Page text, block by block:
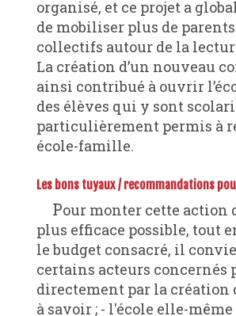
organisé, et ce projet a
de mobiliser plus de
collectifs autour de la
La création d’un nouveau
ainsi contribué à ouvrir
des élèves qui y sont
particulièrement permis à
école-famille.
Les bons tuyaux / recommandations
Pour monter cette action de la manière la
plus efficace possible, tout
le budget consacré, il
certains acteurs concernés
directement par la création
à savoir ; - l'école elle-